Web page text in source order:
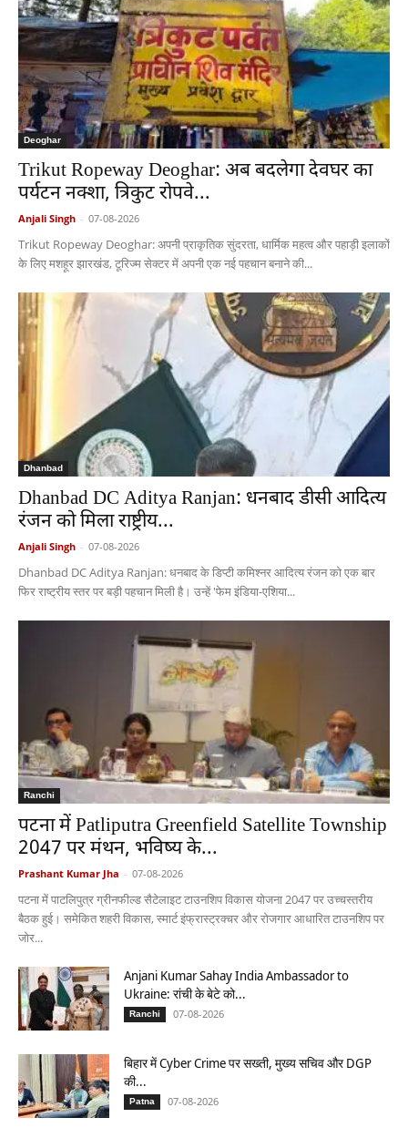
Deoghar
Trikut Ropeway Deoghar: अब बदलेगा देवघर का
पर्यटन नक्शा, त्रिकुट रोपवे...
Anjali Singh - 07-08-2026
Trikut Ropeway Deoghar: अपनी प्राकृतिक सुंदरता, धार्मिक महत्व और पहाड़ी इलाकों
के लिए मशहूर झारखंड, टूरिज्म सेक्टर में अपनी एक नई पहचान बनाने की...
Dhanbad
Dhanbad DC Aditya Ranjan: धनबाद डीसी आदित्य
रंजन को मिला राष्ट्रीय...
Anjali Singh - 07-08-2026
Dhanbad DC Aditya Ranjan: धनबाद के डिप्टी कमिश्नर आदित्य रंजन को एक बार
फिर राष्ट्रीय स्तर पर बड़ी पहचान मिली है। उन्हें 'फेम इंडिया-एशिया...
Ranchi
पटना में Patliputra Greenfield Satellite Township
2047 पर मंथन, भविष्य के...
Prashant Kumar Jha - 07-08-2026
पटना में पाटलिपुत्र ग्रीनफील्ड सैटेलाइट टाउनशिप विकास योजना 2047 पर उच्चस्तरीय
बैठक हुई। समेकित शहरी विकास, स्मार्ट इंफ्रास्ट्रक्चर और रोजगार आधारित टाउनशिप पर
जोर...
Anjani Kumar Sahay India Ambassador to
Ukraine: रांची के बेटे को...
Ranchi 07-08-2026
बिहार में Cyber Crime पर सख्ती, मुख्य सचिव और DGP
की...
Patna 07-08-2026